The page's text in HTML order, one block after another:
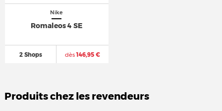
Nike
Romaleos 4 SE
2 Shops dès146,95 €
Produits chez les revendeurs